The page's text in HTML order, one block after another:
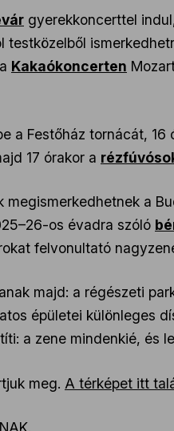
gyerekkoncerttel
testközelből
Kakaókoncerten
a Festőház tornácát, 16
17 órakor a
a
os évadra szóló
felvonultató
majd: a régészeti
épületei különleges
a zene mindenkié, és
meg. A térképet itt